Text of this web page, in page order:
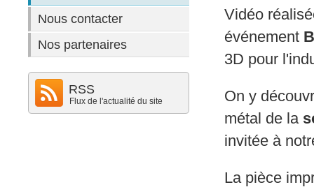
Nous contacter
Nos partenaires
RSS
Flux de l'actualité du site
Vidéo
événement
3D pour
On y
métal de la
invitée à
La pièce